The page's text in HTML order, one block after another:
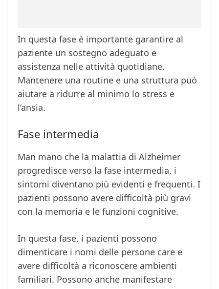
In questa fase è importante garantire al
paziente un sostegno adeguato e
assistenza nelle attività quotidiane.
Mantenere una routine e una struttura può
aiutare a ridurre al minimo lo stress e
l’ansia.
Fase intermedia
Man mano che la malattia di Alzheimer
progredisce verso la fase intermedia, i
sintomi diventano più evidenti e frequenti. I
pazienti possono avere difficoltà più gravi
con la memoria e le funzioni cognitive.
In questa fase, i pazienti possono
dimenticare i nomi delle persone care e
avere difficoltà a riconoscere ambienti
familiari. Possono anche manifestare